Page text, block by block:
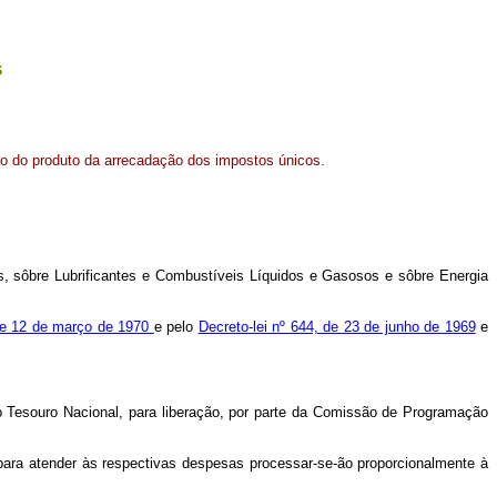
do produto da arrecadação dos impostos únicos.
Lubrificantes e Combustíveis Líquidos e Gasosos e sôbre Energia
12 de março de 1970 e pelo Decreto-lei nº 644, de 23 de junho de 1969e
Nacional, para liberação, por parte da Comissão de Programação
às respectivas despesas processar-se-ão proporcionalmente à